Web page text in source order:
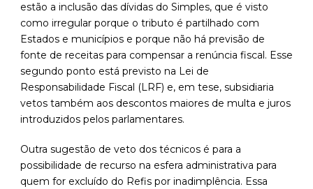
estão a inclusão das dívidas do Simples, que é visto
como irregular porque o tributo é partilhado com
Estados e municípios e porque não há previsão de
fonte de receitas para compensar a renúncia fiscal. Esse
segundo ponto está previsto na Lei de
Responsabilidade Fiscal (LRF) e, em tese, subsidiaria
vetos também aos descontos maiores de multa e juros
introduzidos pelos parlamentares.
Outra sugestão de veto dos técnicos é para a
possibilidade de recurso na esfera administrativa para
quem for excluído do Refis por inadimplência. Essa